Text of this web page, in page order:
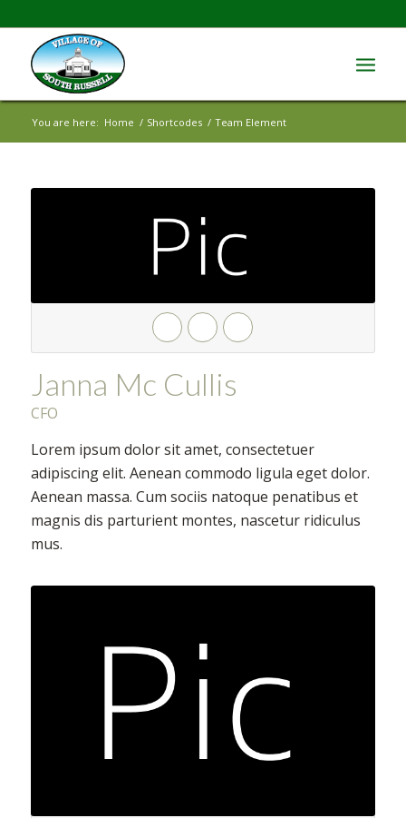
You are here: Home / Shortcodes / Team Element
Janna Mc Cullis
CFO
Lorem ipsum dolor sit amet, consectetuer
adipiscing elit. Aenean commodo ligula eget dolor.
Aenean massa. Cum sociis natoque penatibus et
magnis dis parturient montes, nascetur ridiculus
mus.